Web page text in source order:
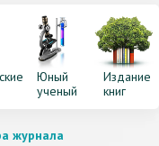
Юный
ученый
Издание
книг
журнала